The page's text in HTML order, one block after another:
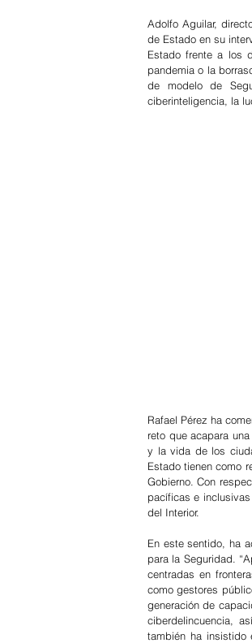
Adolfo Aguilar,
de Estado en su
Estado frente a los
pandemia o la
de modelo de
ciberinteligencia, la
Rafael Pérez ha
reto que acapara
y la vida de los
Estado tienen como
Gobierno. Con
pacíficas e
del Interior.
En este sentido, ha
para la Seguridad.
centradas en
como gestores
generación de
ciberdelincuencia,
también ha insistido